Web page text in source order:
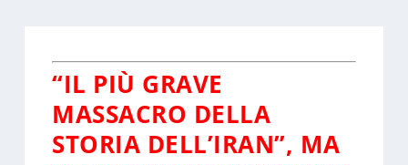
“IL PIÙ GRAVE
MASSACRO DELLA
STORIA DELL’IRAN”, MA